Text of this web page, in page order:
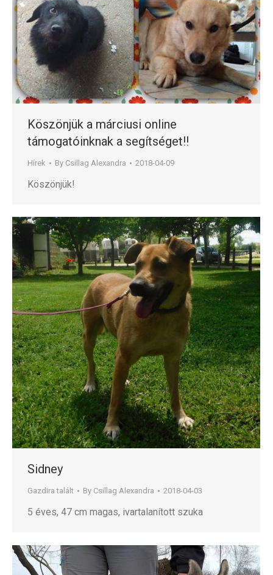
Köszönjük a márciusi online
támogatóinknak a segítséget!!
Hírek By Csillag Alexandra 2018-04-09
Köszönjük!
Sidney
Gazdira talált By Csillag Alexandra 2018-04-03
5 éves, 47 cm magas, ivartalanított szuka